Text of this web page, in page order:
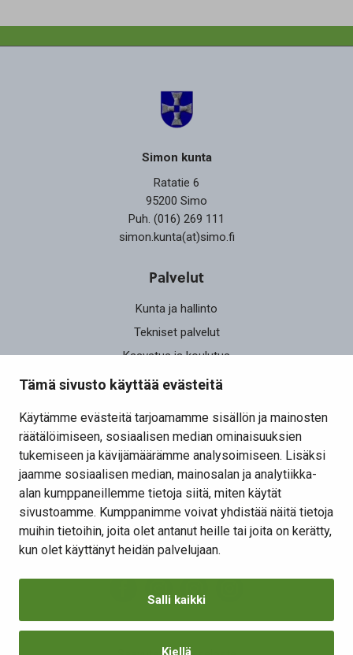
Tämä sivusto käyttää evästeitä
Käytämme evästeitä tarjoamamme sisällön ja mainosten
räätälöimiseen, sosiaalisen median ominaisuuksien
tukemiseen ja kävijämäärämme analysoimiseen. Lisäksi
jaamme sosiaalisen median, mainosalan ja analytiikka-
alan kumppaneillemme tietoja siitä, miten käytät
sivustoamme. Kumppanimme voivat yhdistää näitä tietoja
muihin tietoihin, joita olet antanut heille tai joita on kerätty,
kun olet käyttänyt heidän palvelujaan.
Salli kaikki
Kiellä
Simon kunta
Ratatie 6
95200 Simo
Puh. (016) 269 111
simon.kunta(at)simo.fi
Palvelut
Kunta ja hallinto
Tekniset palvelut
Kasvatus ja koulutus
Elinvoima
Osallistu ja vaikuta
Yhteystiedot
Kansalaisaloite
Lomakkeet
Tietosuojaseloste
Evästeiden hallinta